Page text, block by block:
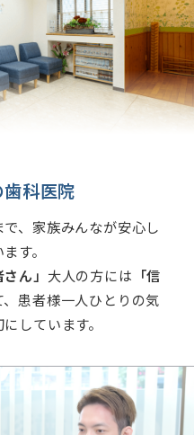
歯科医院
、家族みんなが安心し
す。
ん」 大人の方には 「信
、患者様一人ひとりの気
しています。